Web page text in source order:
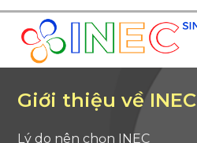
Giới thiệu về INEC
Lý do nên chọn INEC